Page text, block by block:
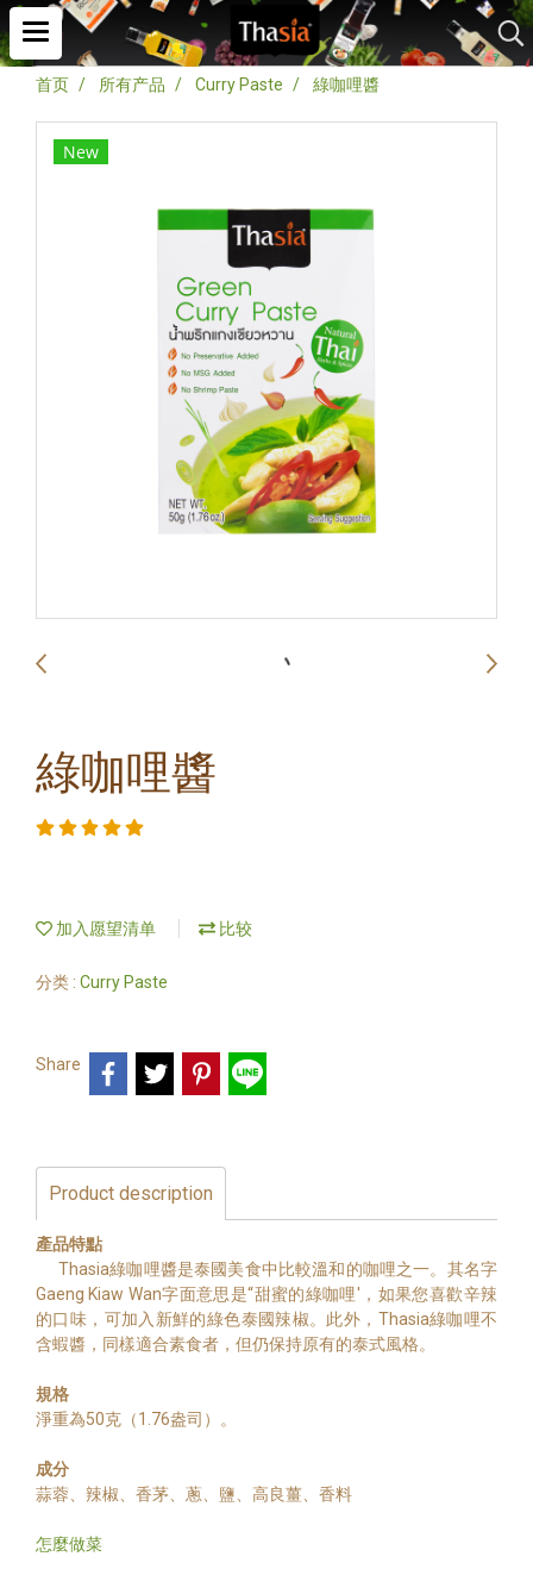
首页 所有产品 Curry Paste 綠咖哩醬
New
綠咖哩醬
加入愿望清单 比较
分类 : Curry Paste
Share
Product description
產品特點
Thasia綠咖哩醬是泰國美食中比較溫和的咖哩之一。其名字
Gaeng Kiaw Wan字面意思是“甜蜜的綠咖哩'，如果您喜歡辛辣
的口味，可加入新鮮的綠色泰國辣椒。此外，Thasia綠咖哩不
含蝦醬，同樣適合素食者，但仍保持原有的泰式風格。
規格
淨重為50克（1.76盎司）。
成分
蒜蓉、辣椒、香茅、蔥、鹽、高良薑、香料
怎麼做菜